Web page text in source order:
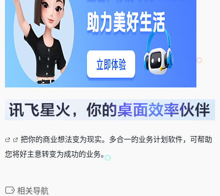
把你的商业想法变为现实。多合一的业务计划软件，可帮助
您将好主意转变为成功的业务。
相关导航